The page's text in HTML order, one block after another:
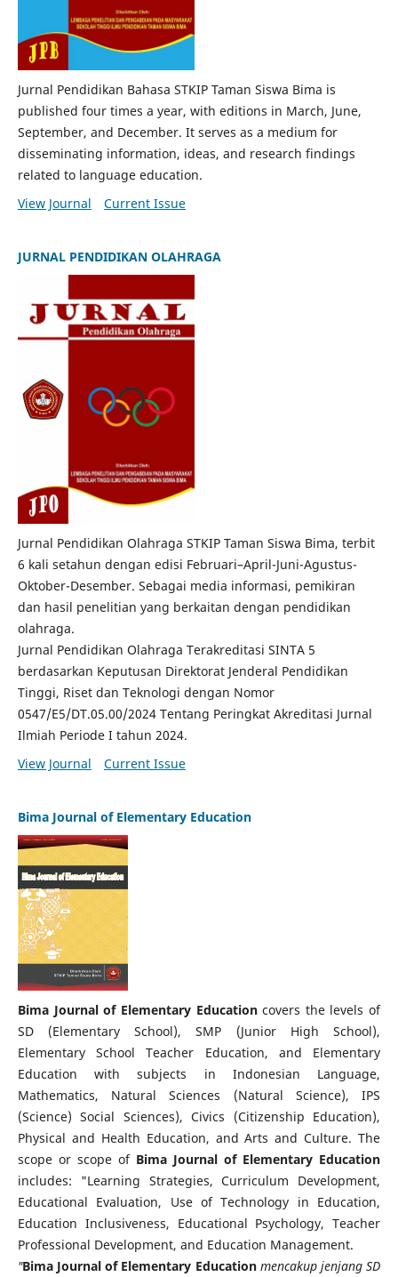
Jurnal Pendidikan Bahasa STKIP Taman Siswa Bima is
published four times a year, with editions in March, June,
September, and December. It serves as a medium for
disseminating information, ideas, and research findings
related to language education.
View Journal
Current Issue
JURNAL PENDIDIKAN OLAHRAGA
Jurnal Pendidikan Olahraga STKIP Taman Siswa Bima, terbit
6 kali setahun dengan edisi Februari–April-Juni-Agustus-
Oktober-Desember. Sebagai media informasi, pemikiran
dan hasil penelitian yang berkaitan dengan pendidikan
olahraga.
Jurnal Pendidikan Olahraga Terakreditasi SINTA 5
berdasarkan Keputusan Direktorat Jenderal Pendidikan
Tinggi, Riset dan Teknologi dengan Nomor
0547/E5/DT.05.00/2024 Tentang Peringkat Akreditasi Jurnal
Ilmiah Periode I tahun 2024.
View Journal
Current Issue
Bima Journal of Elementary Education
Bima Journal of Elementary Educationcovers the levels of
SD (Elementary School), SMP (Junior High School),
Elementary School Teacher Education, and Elementary
Education with subjects in Indonesian Language,
Mathematics, Natural Sciences (Natural Science), IPS
(Science) Social Sciences), Civics (Citizenship Education),
Physical and Health Education, and Arts and Culture. The
scope or scope of Bima Journal of Elementary Education
includes: "Learning Strategies, Curriculum Development,
Educational Evaluation, Use of Technology in Education,
Education Inclusiveness, Educational Psychology, Teacher
Professional Development, and Education Management.
"Bima Journal of Elementary Educationmencakup jenjang SD